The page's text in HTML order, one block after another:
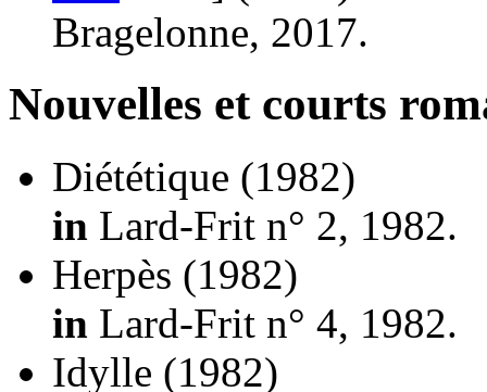
Bragelonne, 2017.
Nouvelles et courts
Diététique (1982)
in Lard-Frit n° 2, 1982.
Herpès (1982)
in Lard-Frit n° 4, 1982.
Idylle (1982)